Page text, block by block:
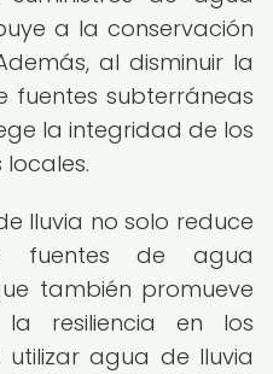
a la conservación
al disminuir la
fuentes subterráneas
la integridad de los
lluvia no solo reduce
fuentes de agua
también promueve
resiliencia en los
agua de lluvia